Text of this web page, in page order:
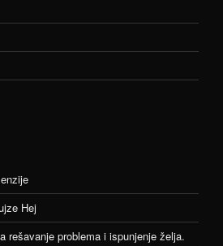
Hej
rešavanje problema i ispunjenje želja.